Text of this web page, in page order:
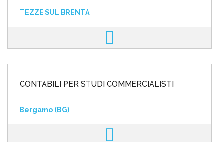
TEZZE SUL BRENTA
CONTABILI PER STUDI COMMERCIALISTI
Bergamo (BG)